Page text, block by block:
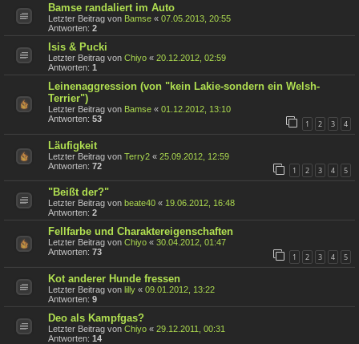
Bamse randaliert im Auto
Letzter Beitrag von Bamse « 07.05.2013, 20:55
Antworten: 2
Isis & Pucki
Letzter Beitrag von Chiyo « 20.12.2012, 02:59
Antworten: 1
Leinenaggression (von "kein Lakie-sondern ein Welsh-
Terrier")
Letzter Beitrag von Bamse « 01.12.2012, 13:10
Antworten: 53 1 2 3 4
Läufigkeit
Letzter Beitrag von Terry2 « 25.09.2012, 12:59
Antworten: 72 1 2 3 4 5
"Beißt der?"
Letzter Beitrag von beate40 « 19.06.2012, 16:48
Antworten: 2
Fellfarbe und Charaktereigenschaften
Letzter Beitrag von Chiyo « 30.04.2012, 01:47
Antworten: 73 1 2 3 4 5
Kot anderer Hunde fressen
Letzter Beitrag von lilly « 09.01.2012, 13:22
Antworten: 9
Deo als Kampfgas?
Letzter Beitrag von Chiyo « 29.12.2011, 00:31
Antworten: 14